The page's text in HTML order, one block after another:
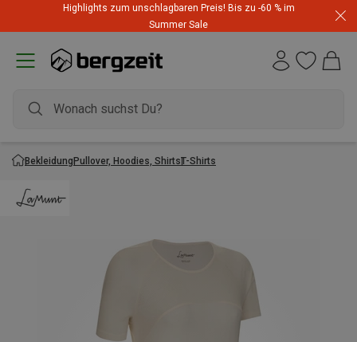
Highlights zum unschlagbaren Preis! Bis zu -60 % im
Summer Sale
BekleidungPullover, Hoodies, ShirtsT-Shirts